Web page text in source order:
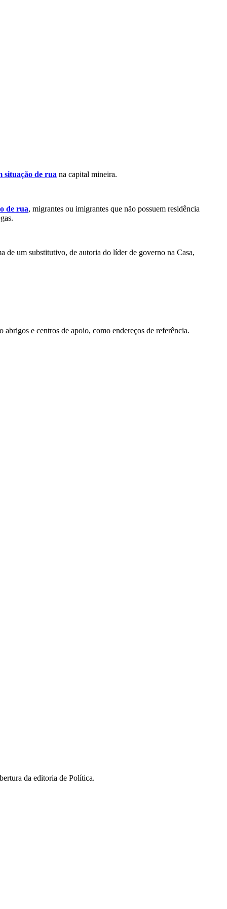
situação de rua na capital mineira.
de rua, migrantes ou imigrantes que não possuem residência
um substitutivo, de autoria do líder de governo na Casa,
e centros de apoio, como endereços de referência.
da editoria de Política.